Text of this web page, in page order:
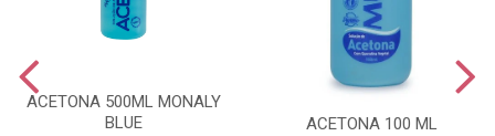
ACETONA 500ML MONALY
BLUE
ACETONA 100 ML